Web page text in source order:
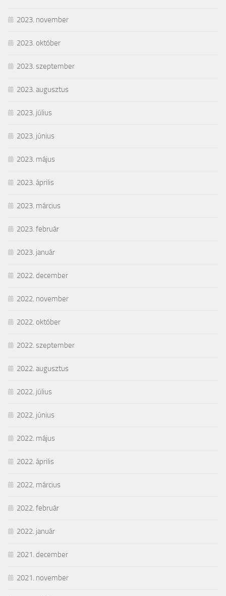
2023. november
2023. október
2023. szeptember
2023. augusztus
2023. július
2023. június
2023. május
2023. április
2023. március
2023. február
2023. január
2022. december
2022. november
2022. október
2022. szeptember
2022. augusztus
2022. július
2022. június
2022. május
2022. április
2022. március
2022. február
2022. január
2021. december
2021. november